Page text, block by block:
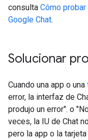
consulta Cómo
Google Chat.
Solucionar
Cuando una app o una
error, la interfaz de
produjo un error". o
veces, la IU de Chat
pero la app o la